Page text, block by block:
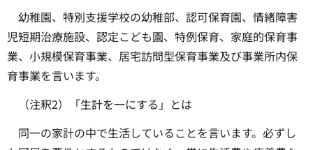
幼稚園、特別支援学校の幼稚部、認可保育園、情緒障害
児短期治療施設、認定こども園、特例保育、家庭的保育事
業、小規模保育事業、居宅訪問型保育事業及び事業所内保
育事業を言います。
（注釈2）「生計を一にする」とは
同一の家計の中で生活していることを言います。必ずし